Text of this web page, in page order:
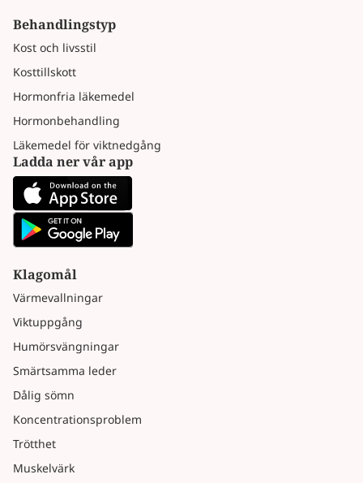
Behandlingstyp
Kost och livsstil
Kosttillskott
Hormonfria läkemedel
Hormonbehandling
Läkemedel för viktnedgång
Ladda ner vår app
Klagomål
Värmevallningar
Viktuppgång
Humörsvängningar
Smärtsamma leder
Dålig sömn
Koncentrationsproblem
Trötthet
Muskelvärk